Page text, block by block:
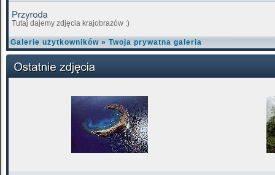
Tutaj dajemy zdjęcia krajobrazów :)
Galerie użytkowników » Twoja prywatna galeria